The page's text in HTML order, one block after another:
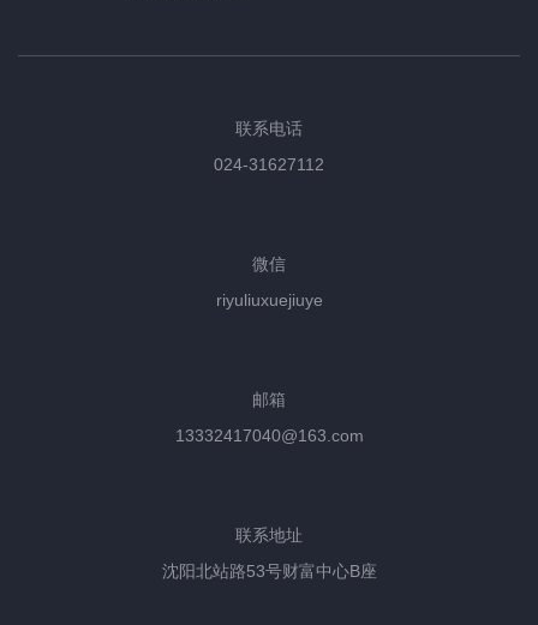
联系电话
024-31627112
微信
riyuliuxuejiuye
邮箱
13332417040@163.com
联系地址
沈阳北站路53号财富中心B座